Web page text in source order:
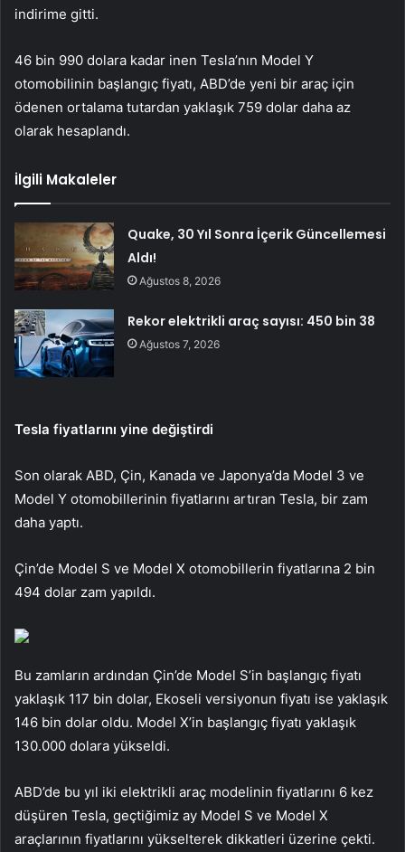
indirime gitti.
46 bin 990 dolara kadar inen Tesla’nın Model Y
otomobilinin başlangıç ​​fiyatı, ABD’de yeni bir araç için
ödenen ortalama tutardan yaklaşık 759 dolar daha az
olarak hesaplandı.
İlgili Makaleler
Quake, 30 Yıl Sonra İçerik Güncellemesi
Aldı!
Ağustos 8, 2026
Rekor elektrikli araç sayısı: 450 bin 38
Ağustos 7, 2026
Tesla fiyatlarını yine değiştirdi
Son olarak ABD, Çin, Kanada ve Japonya’da Model 3 ve
Model Y otomobillerinin fiyatlarını artıran Tesla, bir zam
daha yaptı.
Çin’de Model S ve Model X otomobillerin fiyatlarına 2 bin
494 dolar zam yapıldı.
Bu zamların ardından Çin’de Model S’in başlangıç ​​fiyatı
yaklaşık 117 bin dolar, Ekoseli versiyonun fiyatı ise yaklaşık
146 bin dolar oldu. Model X’in başlangıç ​​fiyatı yaklaşık
130.000 dolara yükseldi.
ABD’de bu yıl iki elektrikli araç modelinin fiyatlarını 6 kez
düşüren Tesla, geçtiğimiz ay Model S ve Model X
araçlarının fiyatlarını yükselterek dikkatleri üzerine çekti.